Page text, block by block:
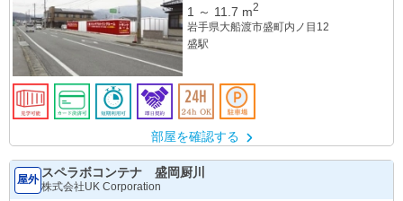
1
～ 11.7 m2
岩手県大船渡市盛町内ノ目12
盛駅
部屋を確認する
屋外 スペラボコンテナ 盛岡厨川
株式会社UK Corporation